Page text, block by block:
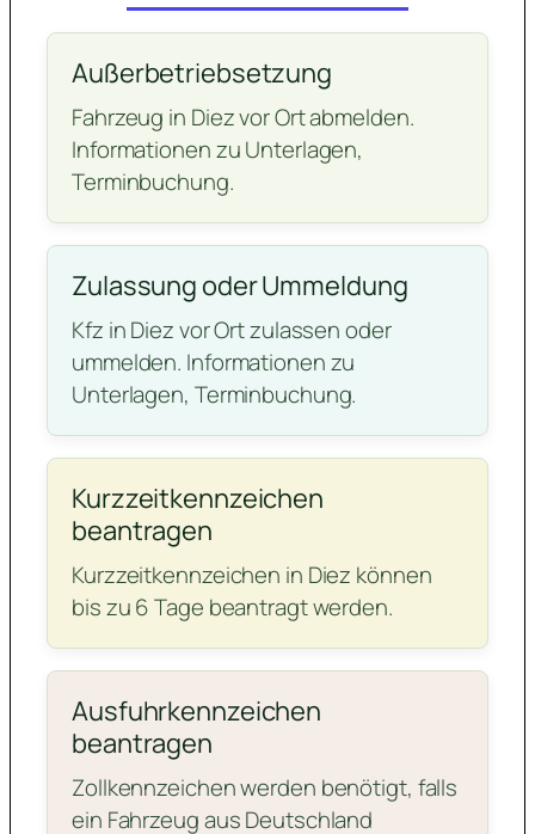
Außerbetriebsetzung
Fahrzeug in Diez vor Ort abmelden.
Informationen zu Unterlagen,
Terminbuchung.
Zulassung oder Ummeldung
Kfz in Diez vor Ort zulassen oder
ummelden. Informationen zu
Unterlagen, Terminbuchung.
Kurzzeitkennzeichen
beantragen
Kurzzeitkennzeichen in Diez können
bis zu 6 Tage beantragt werden.
Ausfuhrkennzeichen
beantragen
Zollkennzeichen werden benötigt, falls
ein Fahrzeug aus Deutschland